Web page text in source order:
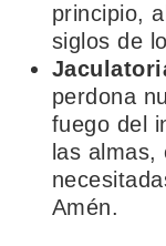
principio,
siglos de
perdona
fuego del
las
Amén.